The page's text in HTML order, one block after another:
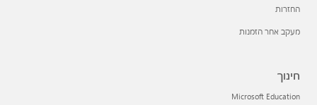
החזרות
מעקב אחר הזמנות
חינוך
Microsoft Education